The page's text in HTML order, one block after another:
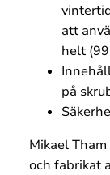
att
helt
på
Mikael
och fabrikat